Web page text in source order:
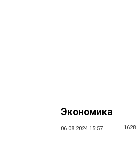
Экономика
06.08.2024 15:57 1628